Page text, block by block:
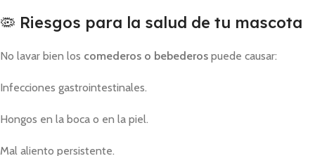
🦠 Riesgos para la salud de tu mascota
No lavar bien los comederos o bebederos puede causar:
Infecciones gastrointestinales.
Hongos en la boca o en la piel.
Mal aliento persistente.